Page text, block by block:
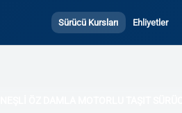
Sürücü Kursları Ehliyetler